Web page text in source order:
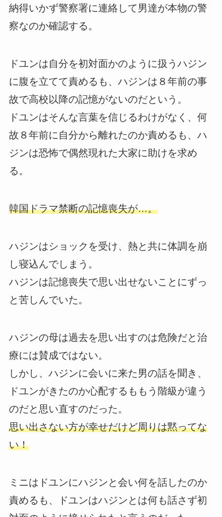
納得いかず警察署に連絡して男達が本物の警
察なのか確認する。
ドユンは自分を初対面かのように扱うハジン
に腹を立てて責めるも、ハジンは８年前の事
故で高校以降の記憶がないのだという。
ドユンはそんな言葉を信じるわけがなく、何
故８年前に自分から離れたのか責めるも、ハ
ジンは恐怖で偶然現れた大家に助けを求め
る。
韓国ドラマ禁断の記憶喪失が…。
ハジンはショックを受け、熱と共に体調を崩
し寝込んでしまう。
ハジンは記憶喪失で思い出せないことにずっ
と苦しんでいた。
ハジンの母は過去を思い出すのは危険だと治
療には賛成ではない。
しかし、ハジンに会いに来た男の話を聞き、
ドユンがきたのか心配するももう階級が違う
のだと思い直すのだった。
思い出さない方が幸せだけど周りは黙ってな
い！
ミニはドユンにハジンと会い何を話したのか
責めるも、ドユンはハジンとは何も話さず初